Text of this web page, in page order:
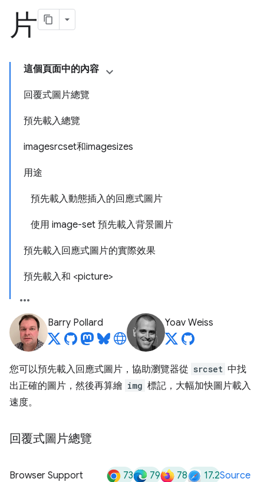
片
這個頁面中的內容
回覆式圖片總覽
預先載入總覽
imagesrcset和imagesizes
用途
預先載入動態插入的回應式圖片
使用 image-set 預先載入背景圖片
預先載入回應式圖片的實際效果
預先載入和 <picture>
Barry Pollard Yoav Weiss
您可以預先載入回應式圖片，協助瀏覽器從 srcset 中找
出正確的圖片，然後再算繪 img 標記，大幅加快圖片載入
速度。
回覆式圖片總覽
Browser Support 73 79 78 17.2Source